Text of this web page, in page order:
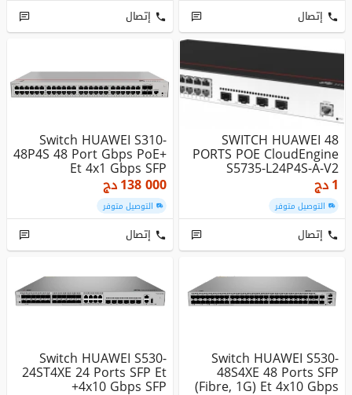
إتصال إتصال
SWITCH HUAWEI 48
PORTS POE CloudEngine
S5735-L24P4S-A-V2
(24*10/100/10...
1دج
التوصيل متوفر
إتصال
Switch HUAWEI S310-
48P4S 48 Port Gbps PoE+
Et 4x1 Gbps SFP
138 000دج
التوصيل متوفر
إتصال
Switch HUAWEI S530-
48S4XE 48 Ports SFP
(fibre, 1G) Et 4x10 Gbps
Switch HUAWEI S530-
24ST4XE 24 Ports SFP Et
4x10 Gbps SFP+